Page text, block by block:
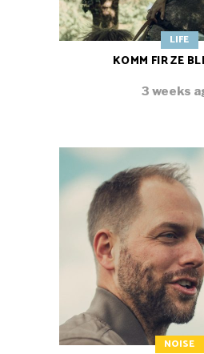
LIFE
KOMM FIR ZE
3 weeks
NOISE